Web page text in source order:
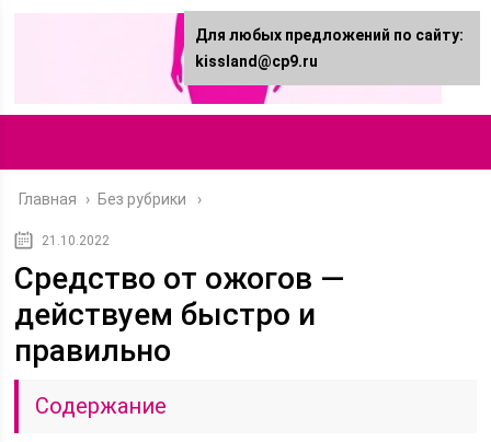
Главная › Без рубрики
21.10.2022
Средство от ожогов ―
действуем быстро и
правильно
Содержание
Для любых предложений по сайту:
kissland@cp9.ru